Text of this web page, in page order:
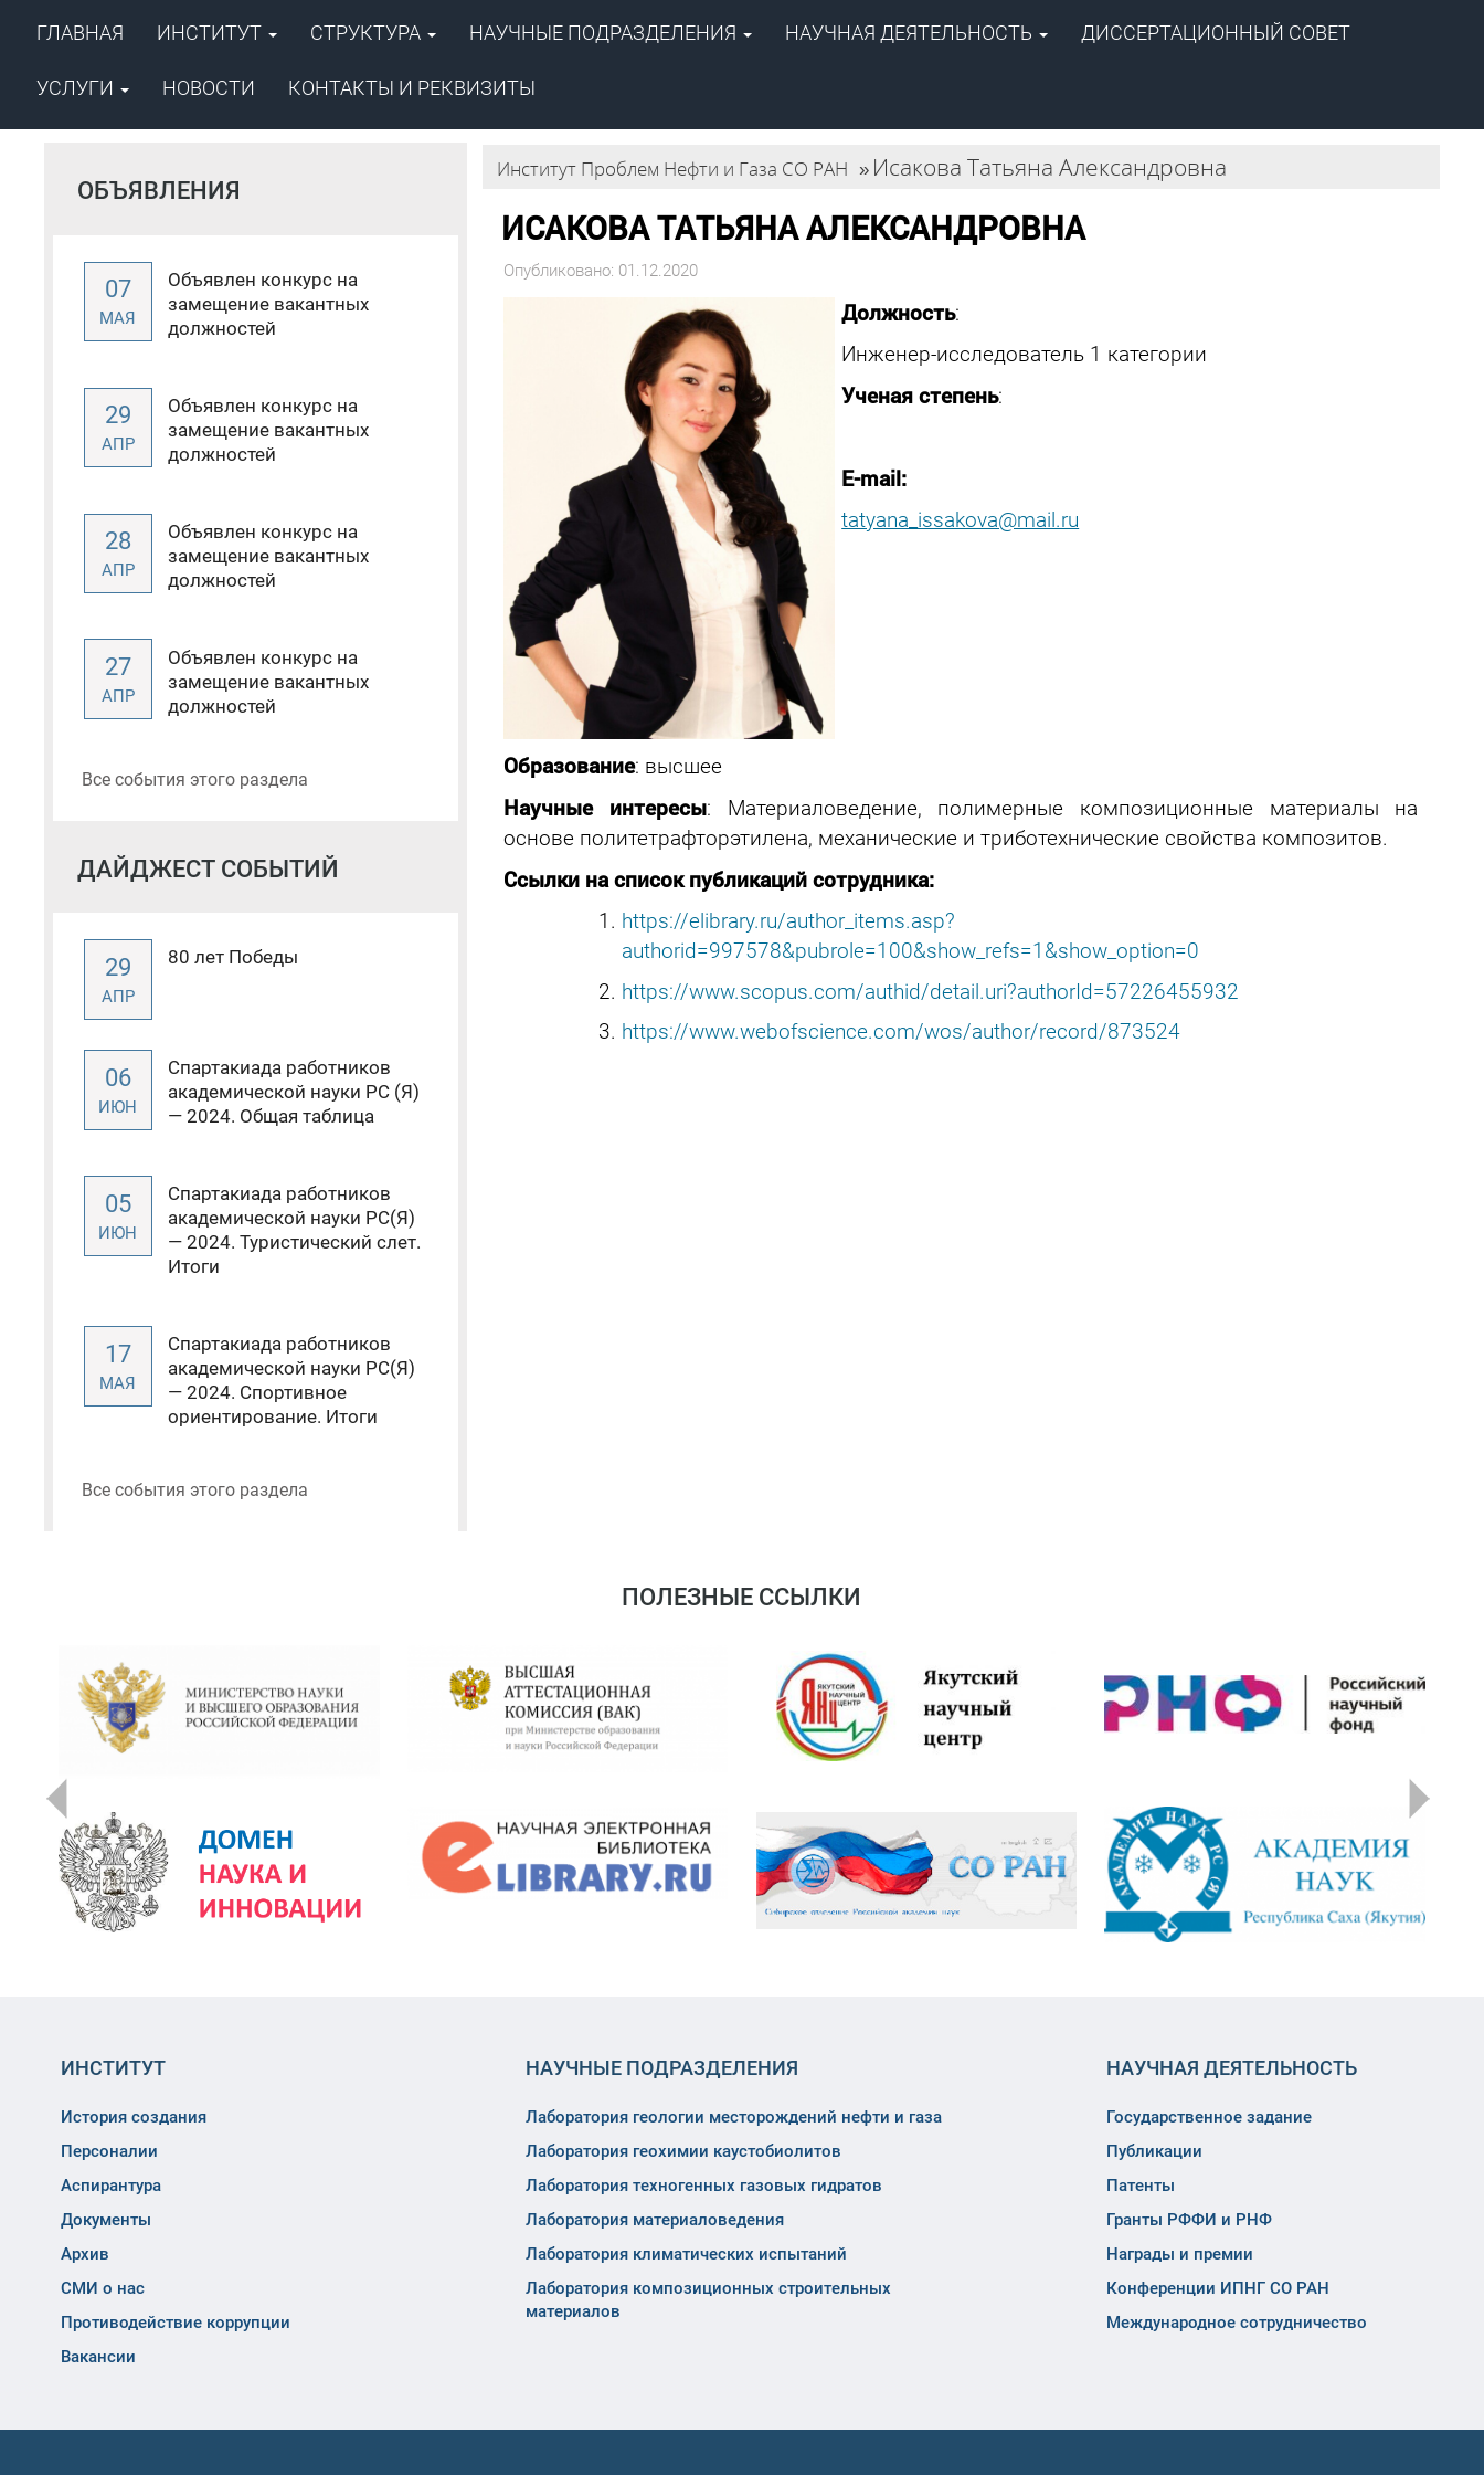
ФГБУН ФИЦ «Якутский научный центр
Институт проблем нефти и газа СО РАН
+7 (4112) 39-06-20
ГЛАВНАЯ ИНСТИТУТ СТРУКТУРА НАУЧНЫЕ ПОДРАЗДЕЛЕНИЯ НАУЧНАЯ ДЕЯТЕЛЬНОСТЬ ДИССЕРТАЦИОННЫЙ СОВЕТ
УСЛУГИ НОВОСТИ КОНТАКТЫ И РЕКВИЗИТЫ
Институт Проблем Нефти и Газа СО РАН » Исакова Татьяна Александровна
ИСАКОВА ТАТЬЯНА АЛЕКСАНДРОВНА
Опубликовано: 01.12.2020
Должность:
Инженер-исследователь 1 категории
Ученая степень:
E-mail:
tatyana_issakova@mail.ru
Образование: высшее
Научные интересы: Материаловедение, полимерные композиционные материалы на
основе политетрафторэтилена, механические и триботехнические свойства композитов.
Ссылки на список публикаций сотрудника:
https://elibrary.ru/author_items.asp?
authorid=997578&pubrole=100&show_refs=1&show_option=0
https://www.scopus.com/authid/detail.uri?authorId=57226455932
https://www.webofscience.com/wos/author/record/873524
ОБЪЯВЛЕНИЯ
07
МАЯ
Объявлен конкурс на
замещение вакантных
должностей
29
АПР
Объявлен конкурс на
замещение вакантных
должностей
28
АПР
Объявлен конкурс на
замещение вакантных
должностей
27
АПР
Объявлен конкурс на
замещение вакантных
должностей
Все события этого раздела
ДАЙДЖЕСТ СОБЫТИЙ
29
АПР
80 лет Победы
06
ИЮН
Спартакиада работников
академической науки РС (Я)
— 2024. Общая таблица
05
ИЮН
Спартакиада работников
академической науки РС(Я)
— 2024. Туристический слет.
Итоги
17
МАЯ
Спартакиада работников
академической науки РС(Я)
— 2024. Спортивное
ориентирование. Итоги
Все события этого раздела
ПОЛЕЗНЫЕ ССЫЛКИ
ИНСТИТУТ
История создания
Персоналии
Аспирантура
Документы
Архив
СМИ о нас
Противодействие коррупции
Вакансии
НАУЧНЫЕ ПОДРАЗДЕЛЕНИЯ
Лаборатория геологии месторождений нефти и газа
Лаборатория геохимии каустобиолитов
Лаборатория техногенных газовых гидратов
Лаборатория материаловедения
Лаборатория климатических испытаний
Лаборатория композиционных строительных
материалов
НАУЧНАЯ ДЕЯТЕЛЬНОСТЬ
Государственное задание
Публикации
Патенты
Гранты РФФИ и РНФ
Награды и премии
Конференции ИПНГ СО РАН
Международное сотрудничество